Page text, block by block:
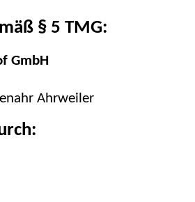
§ 5 TMG:
GmbH
Ahrweiler